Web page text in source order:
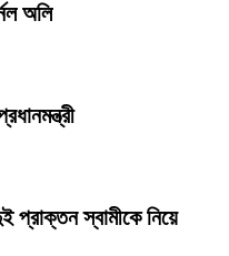
অলি
প্রাক্তন স্বামীকে নিয়ে